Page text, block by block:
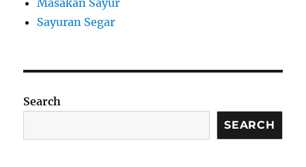
Masakan Sayur
Sayuran Segar
Search
SEARCH